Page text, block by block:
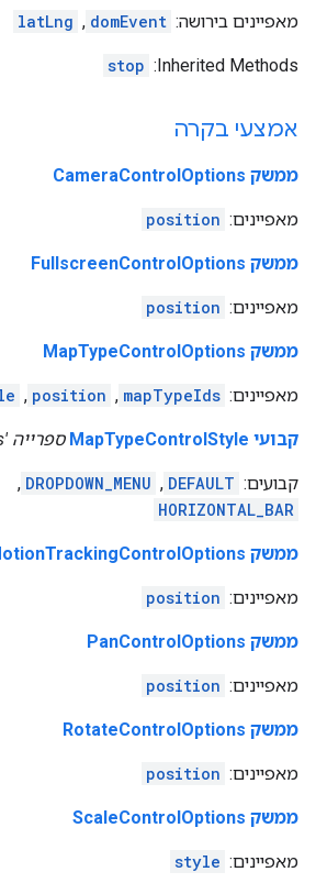
מאפיינים בירושה: domEvent
,
latLng
‫Inherited Methods:
stop
אמצעי בקרה
ממשק CameraControlOptions
מאפיינים: position
ממשק FullscreenControlOptions
מאפיינים: position
ממשק MapTypeControlOptions
מאפיינים: mapTypeIds
,
position
,
קבועי MapTypeControlStyle ספרייה 'maps'
קבועים: DEFAULT
,
DROPDOWN_MENU
,
HORIZONTAL_BAR
ממשק MotionTrackingControlOptions
מאפיינים: position
ממשק PanControlOptions
מאפיינים: position
ממשק RotateControlOptions
מאפיינים: position
ממשק ScaleControlOptions
מאפיינים: style